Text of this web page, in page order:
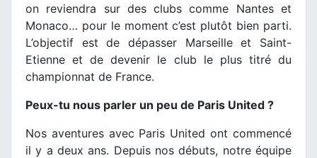
on reviendra sur des clubs comme Nantes et
Monaco… pour le moment c’est plutôt bien parti.
L’objectif est de dépasser Marseille et Saint-
Etienne et de devenir le club le plus titré du
championnat de France.
Peux-tu nous parler un peu de Paris United ?
Nos aventures avec Paris United ont commencé
il y a deux ans. Depuis nos débuts, notre équipe